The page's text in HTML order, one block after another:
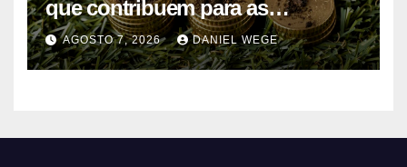
que contribuem para as
alterações climáticas mantém-se
nos 62%
AGOSTO 7, 2026 DANIEL WEGE